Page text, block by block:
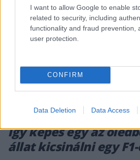
I want to allow Google to enable
related to security, including
functionality and fraud prevention,
user protection.
CONFIRM
Data Deletion Data Access
FORMA-1 / 2026. JÚN. 3.
Így képes egy az
állat kicsinálni egy